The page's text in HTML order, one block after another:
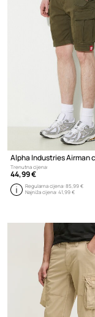
Trenutna cijena:
44,99 €
Regularna cijena:85,99 €
Najniža cijena:41,99 €